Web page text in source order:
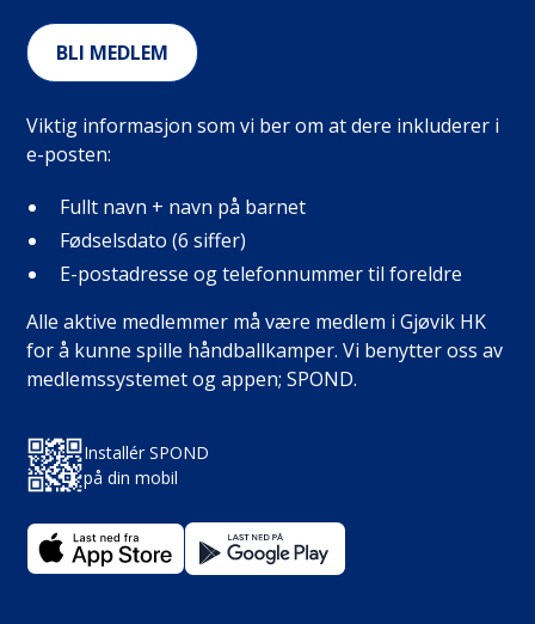
BLI MEDLEM
Viktig informasjon som vi ber om at dere inkluderer i
e-posten:
Fullt navn + navn på barnet
Fødselsdato (6 siffer)
E-postadresse og telefonnummer til foreldre
Alle aktive medlemmer må være medlem i Gjøvik HK
for å kunne spille håndballkamper. Vi benytter oss av
medlemssystemet og appen; SPOND.
Installér SPOND
på din mobil